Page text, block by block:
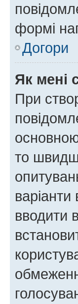
формі
Догори
Як мені
При
то
варіанти
вводити